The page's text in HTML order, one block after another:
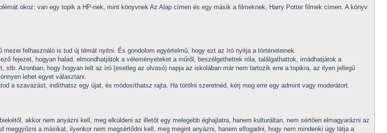
okoz: van egy topik a HP-nek, mint könyvnek Az Alap címen és egy másik a filmeknek, Harry Potter filmek címen. A könyv
felhasználó is tud új témát nyitni. És gondolom egyértelmű, hogy ezt az író nyitja a történeteinek.
fejezet, hogyan halad, elmondhatjátok a véleményeteket a műről, beszélgethettek róla, találgathattok, imádhatjátok a
Azonban, hogy hogyan telt az író (esetleg az olvasó) napja az iskolában már nem tartozik erre a topikra, az ilyen jellegű
lehet egyet választani.
a szavazást, indíthatsz egy újat, és módosíthatsz rajta. Ha törölni szeretnéd, kérj meg erre egy admint vagy moderátort.
akkor nem anyázni kell, meg elküldeni az illetőt egy melegebb éghajlatra, hanem kulturáltan, nem sértően elmagyarázni az
meggyőzni a másikat, ilyenkor nem megsértődni kell, meg megint anyázni, hanem elfogadni, hogy nem mindenki úgy látja a